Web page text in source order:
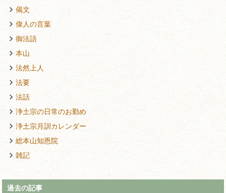
偈文
偉人の言葉
御法語
本山
法然上人
法要
法話
浄土宗の日常のお勤め
浄土宗月訓カレンダー
総本山知恩院
雑記
過去の記事